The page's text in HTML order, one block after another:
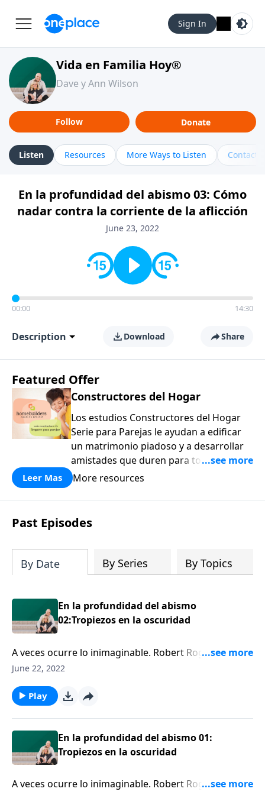
Sign In
Vida en Familia Hoy®
Dave y Ann Wilson
Follow Donate
Listen Resources More Ways to Listen Contact
En la profundidad del abismo 03: Cómo
nadar contra la corriente de la aflicción
June 23, 2022
00:00 14:30
Description Download Share
Featured Offer
Constructores del Hogar
Los estudios Constructores del Hogar
Serie para Parejas le ayudan a edificar
un matrimonio piadoso y a desarrollar
amistades que duren para toda la vida.
¡Únase a uno de los estudios de grupos
a casa los principios de la Palabra de
Dios para compartirlos con su familia,
su iglesia y su comunidad!
Leer Mas More resources
Past Episodes
By Date By Series By Topics
En la profundidad del abismo
02:Tropiezos en la oscuridad
A veces ocurre lo inimaginable. Robert Rogers
comparte cómo un feriado común y corriente se
furgoneta en que viajaba su familia de seis se salió de
la carretera en una turbulenta inundación repentina.
en los últimos momentos, antes que la furgoneta
fuera totalmente arrastrada por las violentas aguas
June 22, 2022
Play
En la profundidad del abismo 01:
Tropiezos en la oscuridad
A veces ocurre lo inimaginable. Robert Rogers